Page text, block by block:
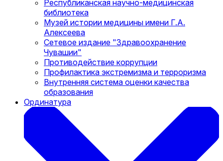
Республиканская научно-медицинская
библиотека
Музей истории медицины имени Г.А.
Алексеева
Сетевое издание "Здравоохранение
Чувашии"
Противодействие коррупции
Профилактика экстремизма и терроризма
Внутренняя система оценки качества
образования
Ординатура